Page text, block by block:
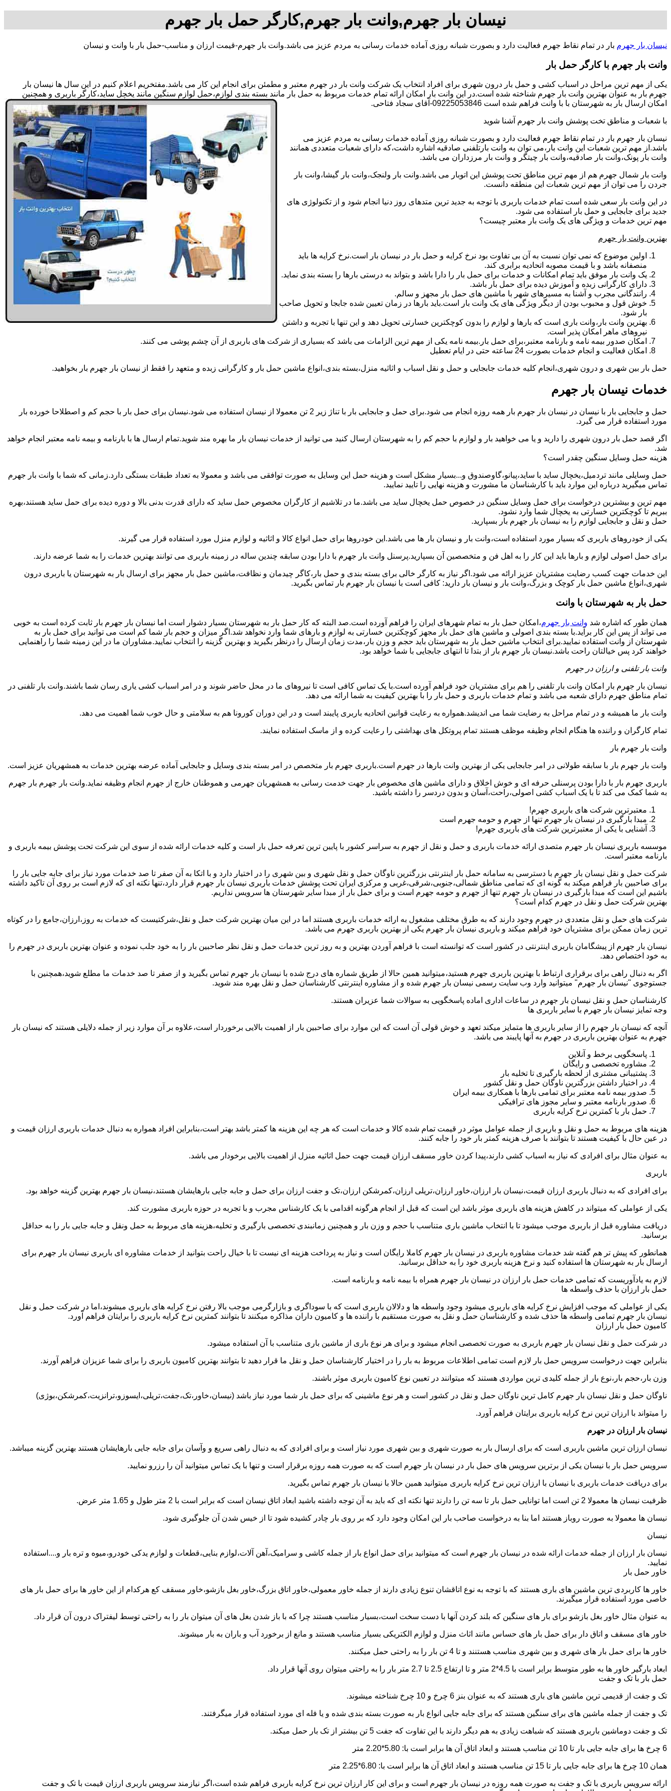
نیسان بار جهرم,وانت بار جهرم,کارگر حمل بار جهرم
نیسان بار جهرم بار در تمام نقاط جهرم فعالیت دارد و بصورت شبانه روزی آماده خدمات رسانی به مردم عزیز می باشد.وانت بار جهرم-قیمت ارزان و مناسب-حمل بار با وانت و نیسان
وانت بار جهرم با کارگر حمل بار
یکی از مهم ترین مراحل در اسباب کشی و حمل بار درون شهری برای افراد انتخاب یک شرکت وانت بار در جهرم معتبر و مطمئن برای انجام این کار می باشد.مفتخریم اعلام کنیم در این سال ها نیسان بار
جهرم بار به عنوان بهترین وانت بار جهرم شناخته شده است.در این وانت بار امکان ارائه تمام خدمات مربوط به حمل بار مانند بسته بندی لوازم،حمل لوازم سنگین مانند یخچل ساید،کارگر باربری و همچنین
امکان ارسال بار به شهرستان با با وانت فراهم شده است 09225053846-آقای سجاد فتاحی.
با شعبات و مناطق تخت پوشش وانت بار جهرم آشنا شوید
نیسان بار جهرم بار در تمام نقاط جهرم فعالیت دارد و بصورت شبانه روزی آماده خدمات رسانی به مردم عزیز می
باشد.از مهم ترین شعبات این وانت بار،می توان به وانت بارتلفنی صادقیه اشاره داشت،که دارای شعبات متعددی همانند
وانت بار پونک،وانت بار صادقیه،وانت بار چیتگر و وانت بار مرزداران می باشد.
وانت بار شمال جهرم هم از مهم ترین مناطق تحت پوشش این اتوبار می باشد.وانت بار ولنجک،وانت بار گیشا،وانت بار
جردن را می توان از مهم ترین شعبات این منطقه دانست.
در این وانت بار سعی شده است تمام خدمات باربری با توجه به جدید ترین متدهای روز دنیا انجام شود و از تکنولوژی های
جدید برای جابجایی و حمل بار استفاده می شود.
مهم ترین خدمات و ویژگی های یک وانت بار معتبر چیست؟
بهترین وانت بار جهرم
اولین موضوع که نمی توان نسبت به آن بی تفاوت بود نرخ کرایه و حمل بار در نیسان بار است.نرخ کرایه ها باید
منصفانه باشد و با قیمت مصوبه اتحادیه برابری کند.
یک وانت بار موفق باید تمام امکانات و خدمات برای حمل بار را دارا باشد و بتواند به درستی بارها را بسته بندی نماید.
دارای کارگرانی زبده و آموزش دیده برای حمل بار باشد.
رانندگانی مجرب و آشنا به مسیرهای شهر با ماشین های حمل بار مجهز و سالم.
خوش قول و محبوب بودن از دیگر ویژگی های یک وانت بار است.باید بارها در زمان تعیین شده جابجا و تحویل صاحب
بار شود.
بهترین وانت بار،وانت باری است که بارها و لوازم را بدون کوچکترین خسارتی تحویل دهد و این تنها با تجربه و داشتن
نیروهای ماهر امکان پذیر است.
امکان صدور بیمه نامه و بارنامه معتبر،برای حمل بار.بیمه نامه یکی از مهم ترین الزامات می باشد که بسیاری از شرکت های باربری از آن چشم پوشی می کنند.
امکان فعالیت و انجام خدمات بصورت 24 ساعته حتی در ایام تعطیل
حمل بار بین شهری و درون شهری،انجام کلیه خدمات جابجایی و حمل و نقل اسباب و اثاثیه منزل،بسته بندی،انواع ماشین حمل بار و کارگرانی زبده و متعهد را فقط از نیسان بار جهرم بار بخواهید.
خدمات نیسان بار جهرم
حمل و جابجایی بار با نیسان در نیسان بار جهرم بار همه روزه انجام می شود.برای حمل و جابجایی بار با تناژ زیر 2 تن معمولا از نیسان استفاده می شود.نیسان برای حمل بار با حجم کم و اصطلاحا خورده بار
مورد استفاده قرار می گیرد.
اگر قصد حمل بار درون شهری را دارید و یا می خواهید بار و لوازم با حجم کم را به شهرستان ارسال کنید می توانید از خدمات نیسان بار ما بهره مند شوید.تمام ارسال ها با بارنامه و بیمه نامه معتبر انجام خواهد
شد.
هزینه حمل وسایل سنگین چقدر است؟
حمل وسایلی مانند تردمیل،یخچال ساید با ساید،پیانو،گاوصندوق و...بسیار مشکل است و هزینه حمل این وسایل به صورت توافقی می باشد و معمولا به تعداد طبقات بستگی دارد.زمانی که شما با وانت بار جهرم
تماس میگیرید درباره این موارد باید با کارشناسان ما مشورت و هزینه نهایی را تایید نمایید.
مهم ترین و بیشترین درخواست برای حمل وسایل سنگین در خصوص حمل یخچال ساید می باشد.ما در تلاشیم از کارگران مخصوص حمل ساید که دارای قدرت بدنی بالا و دوره دیده برای حمل ساید هستند،بهره
ببریم تا کوچکترین خسارتی به یخچال شما وارد نشود.
حمل و نقل و جابجایی لوازم را به نیسان بار جهرم بار بسپارید.
یکی از خودروهای باربری که بسیار مورد استفاده است،وانت بار و نیسان بار ها می باشد.این خودروها برای حمل انواع کالا و اثاثیه و لوازم منزل مورد استفاده قرار می گیرند.
برای حمل اصولی لوازم و بارها باید این کار را به اهل فن و متخصصین آن بسپارید.پرسنل وانت بار جهرم با دارا بودن سابقه چندین ساله در زمینه باربری می توانند بهترین خدمات را به شما عرضه دارند.
این خدمات جهت کسب رضایت مشتریان عزیز ارائه می شود.اگر نیاز به کارگر خالی برای بسته بندی و حمل بار،کاگر چیدمان و نظافت،ماشین حمل بار مجهز برای ارسال بار به شهرستان یا باربری درون
شهری،انواع ماشین حمل بار کوچک و بزرگ،وانت بار و نیسان بار دارید: کافی است با نیسان بار جهرم بار تماس بگیرید.
حمل بار به شهرستان با وانت
همان طور که اشاره شد وانت بار جهرم،امکان حمل بار به تمام شهرهای ایران را فراهم آورده است.صد البته که کار حمل بار به شهرستان بسیار دشوار است اما نیسان بار جهرم بار ثابت کرده است به خوبی
می تواند از پس این کار برآید.با بسته بندی اصولی و ماشین های حمل بار مجهز کوچکترین خسارتی به لوازم و بارهای شما وارد نخواهد شد.اگر میزان و حجم بار شما کم است می توانید برای حمل بار به
شهرستان از وانت استفاده نمایید.برای انتخاب ماشین حمل بار به شهرستان باید حجم و وزن بار،مدت زمان ارسال را درنظر بگیرید و بهترین گزینه را انتخاب نمایید.مشاوران ما در این زمینه شما را راهنمایی
خواهند کرد پس خیالتان راحت باشد.نیسان بار جهرم بار از بتدا تا انتهای جابجایی با شما خواهد بود.
وانت بار تلفنی و ارزان در جهرم
نیسان بار جهرم بار امکان وانت بار تلفنی را هم برای مشتریان خود فراهم آورده است.با یک تماس کافی است تا نیروهای ما در محل حاضر شوند و در امر اسباب کشی یاری رسان شما باشند.وانت بار تلفنی در
تمام مناطق جهرم دارای شعبه می باشد و تمام خدمات باربری و حمل بار را با بهترین کیفیت به شما ارائه می دهد.
وانت بار ما همیشه و در تمام مراحل به رضایت شما می اندیشد.همواره به رعایت قوانین اتحادیه باربری پایبند است و در این دوران کورونا هم به سلامتی و حال خوب شما اهمیت می دهد.
تمام کارگران و راننده ها هنگام انجام وظیفه موظف هستند تمام پروتکل های بهداشتی را رعایت کرده و از ماسک استفاده نمایند.
وانت بار جهرم بار
وانت بار جهرم بار با سابقه طولانی در امر جابجایی یکی از بهترین وانت بارها در جهرم است.باربری جهرم بار متخصص در امر بسته بندی وسایل و جابجایی آماده عرضه بهترین خدمات به همشهریان عزیز است.
باربری جهرم بار با دارا بودن پرسنلی حرفه ای و خوش اخلاق و دارای ماشین های مخصوص بار جهت خدمت رسانی به همشهریان جهرمی و هموطنان خارج از جهرم انجام وظیفه نماید.وانت بار جهرم بار جهرم
به شما کمک می کند تا با یک اسباب کشی اصولی،راحت،آسان و بدون دردسر را داشته باشید.
معتبرترین شرکت های باربری جهرم!
مبدا بارگیری در نیسان بار جهرم تنها از جهرم و حومه جهرم است
آشنایی با یکی از معتبرترین شرکت های باربری جهرم!
موسسه باربری نیسان بار جهرم متصدی ارائه خدمات باربری و حمل و نقل از جهرم به سراسر کشور با پایین ترین تعرفه حمل بار است و کلیه خدمات ارائه شده از سوی این شرکت تحت پوشش بیمه باربری و
بارنامه معتبر است.
شرکت حمل و نقل نیسان بار جهرم با دسترسی به سامانه حمل بار اینترنتی بزرگترین ناوگان حمل و نقل شهری و بین شهری را در اختیار دارد و با اتکا به آن صفر تا صد خدمات مورد نیاز برای جابه جایی بار را
برای صاحبین بار فراهم میکند به گونه ای که تمامی مناطق شمالی،جنوبی،شرقی،غربی و مرکزی ایران تحت پوشش خدمات باربری نیسان بار جهرم قرار دارد،تنها نکته ای که لازم است بر روی آن تاکید داشته
باشیم این است که مبدا بارگیری در نیسان بار جهرم تنها از جهرم و حومه جهرم است و برای حمل بار از مبدا سایر شهرستان ها سرویس نداریم.
بهترین شرکت حمل و نقل در جهرم کدام است؟
شرکت های حمل و نقل متعددی در جهرم وجود دارند که به طرق مختلف مشغول به ارائه خدمات باربری هستند اما در این میان بهترین شرکت حمل و نقل،شرکتیست که خدمات به روز،ارزان،جامع را در کوتاه
ترین زمان ممکن برای مشتریان خود فراهم میکند و باربری نیسان بار جهرم یکی از بهترین باربری جهرم می باشد.
نیسان بار جهرم از پیشگامان باربری اینترنتی در کشور است که توانسته است با فراهم آوردن بهترین و به روز ترین خدمات حمل و نقل نظر صاحبین بار را به خود جلب نموده و عنوان بهترین باربری در جهرم را
به خود اختصاص دهد.
اگر به دنبال راهی برای برقراری ارتباط با بهترین باربری جهرم هستید،میتوانید همین حالا از طریق شماره های درج شده با نیسان بار جهرم تماس بگیرید و از صفر تا صد خدمات ما مطلع شوید،همچنین با
جستوجوی "نیسان بار جهرم" میتوانید وارد وب سایت رسمی نیسان بار جهرم شده و از مشاوره اینترنتی کارشناسان حمل و نقل بهره مند شوید.
کارشناسان حمل و نقل نیسان بار جهرم در ساعات اداری اماده پاسخگویی به سوالات شما عزیران هستند.
وجه تمایز نیسان بار جهرم با سایر باربری ها
آنچه که نیسان بار جهرم را از سایر باربری ها متمایز میکند تعهد و خوش قولی آن است که این موارد برای صاحبین بار از اهمیت بالایی برخوردار است،علاوه بر آن موارد زیر از جمله دلایلی هستند که نیسان بار
جهرم به عنوان بهترین باربری در جهرم به آنها پایبند می باشد.
پاسخگویی برخط و آنلاین
مشاوره تخصصی و رایگان
پشتیبانی مشتری از لحظه بارگیری تا تخلیه بار
در اختیار داشتن بزرگترین ناوگان حمل و نقل کشور
صدور بیمه نامه معتبر برای تمامی بارها با همکاری بیمه ایران
صدور بارنامه معتبر و سایر مجوز های ترافیکی
حمل بار با کمترین نرخ کرایه باربری
هزینه های مربوط به حمل و نقل و باربری از جمله عوامل موثر در قیمت تمام شده کالا و خدمات است که هر چه این هزینه ها کمتر باشد بهتر است،بنابراین افراد همواره به دنبال خدمات باربری ارزان قیمت و
در عین حال با کیفیت هستند تا بتوانند با صرف هزینه کمتر بار خود را جابه کنند.
به عنوان مثال برای افرادی که نیاز به اسباب کشی دارند،پیدا کردن خاور مسقف ارزان قیمت جهت حمل اثاثیه منزل از اهمیت بالایی برخودار می باشد.
باربری
برای افرادی که به دنبال باربری ارزان قیمت،نیسان بار ارزان،خاور ارزان،تریلی ارزان،کمرشکن ارزان،تک و جفت ارزان برای حمل و جابه جایی بارهایشان هستند،نیسان بار جهرم بهترین گزینه خواهد بود.
یکی از عواملی که میتواند در کاهش هزینه های باربری موثر باشد این است که قبل از انجام هرگونه اقدامی با یک کارشناس مجرب و با تجربه در حوزه باربری مشورت کند.
دریافت مشاوره قبل از باربری موجب میشود تا با انتخاب ماشین باری متناسب با حجم و وزن بار و همچنین زمانبندی تخصصی بارگیری و تخلیه،هزینه های مربوط به حمل ونقل و جابه جایی بار را به حداقل
برسانید.
همانطور که پیش تر هم گفته شد خدمات مشاوره باربری در نیسان بار جهرم کاملا رایگان است و نیاز به پرداخت هزینه ای نیست تا با خیال راحت بتوانید از خدمات مشاوره ای باربری نیسان بار جهرم برای
ارسال بار به شهرستان ها استفاده کنید و نرخ هزینه باربری خود را به حداقل برسانید.
لازم به یادآوریست که تمامی خدمات حمل بار ارزان در نیسان بار جهرم همراه با بیمه نامه و بارنامه است.
حمل بار ارزان با حذف واسطه ها
یکی از عواملی که موجب افزایش نرخ کرایه های باربری میشود وجود واسطه ها و دلالان باربری است که با سوداگری و بازارگرمی موجب بالا رفتن نرخ کرایه های باربری میشوند،اما در شرکت حمل و نقل
نیسان بار جهرم تمامی واسطه ها حذف شده و کارشناسان حمل و نقل به صورت مستقیم با راننده ها و کامیون داران مذاکره میکنند تا بتوانند کمترین نرخ کرایه باربری را برایتان فراهم آورد.
کامیون حمل بار ارزان
در شرکت حمل و نقل نیسان بار جهرم باربری به صورت تخصصی انجام میشود و برای هر نوع باری از ماشین باری متناسب با آن استفاده میشود.
بنابراین جهت درخواست سرویس حمل بار لازم است تمامی اطلاعات مربوط به بار را در اختیار کارشناسان حمل و نقل ما قرار دهید تا بتوانند بهترین کامیون باربری را برای شما عزیزان فراهم آورند.
وزن بار،حجم بار،نوع بار از جمله کلیدی ترین مواردی هستند که میتوانند در تعیین نوع کامیون باربری موثر باشند.
ناوگان حمل و نقل نیسان بار جهرم کامل ترین ناوگان حمل و نقل در کشور است و هر نوع ماشینی که برای حمل بار شما مورد نیاز باشد (نیسان،خاور،تک،جفت،تریلی،ایسوزو،ترانزیت،کمرشکن،بوژی)
را میتواند با ارزان ترین نرخ کرایه باربری برایتان فراهم آورد.
نیسان بار ارزان در جهرم
نیسان ارزان ترین ماشین باربری است که برای ارسال بار به صورت شهری و بین شهری مورد نیاز است و برای افرادی که به دنبال راهی سریع و وآسان برای جابه جایی بارهایشان هستند بهترین گزینه میباشد.
سرویس حمل بار با نیسان یکی از برترین سرویس های حمل بار در نیسان بار جهرم است که به صورت همه روزه برقرار است و تنها با یک تماس میتوانید آن را رزرو نمایید.
برای دریافت خدمات باربری با نیسان با ارزان ترین نرخ کرایه باربری میتوانید همین حالا با نیسان بار جهرم تماس بگیرید.
ظرفیت نیسان ها معمولا 2 تن است اما توانایی حمل بار تا سه تن را دارند تنها نکته ای که باید به آن توجه داشته باشید ابعاد اتاق نیسان است که برابر است با 2 متر طول و 1.65 متر عرض.
نیسان ها معمولا به صورت روباز هستند اما بنا به درخواست صاحب بار این امکان وجود دارد که بر روی بار چادر کشیده شود تا از خیس شدن آن جلوگیری شود.
نیسان
نیسان بار ارزان از جمله خدمات ارائه شده در نیسان بار جهرم است که میتوانید برای حمل انواع بار از جمله کاشی و سرامیک،آهن آلات،لوازم بنایی،قطعات و لوازم یدکی خودرو،میوه و تره بار و....استفاده
نمایید.
خاور حمل بار
خاور ها کاربردی ترین ماشین های باری هستند که با توجه به نوع اتاقشان تنوع زیادی دارند از جمله خاور معمولی،خاور اتاق بزرگ،خاور بغل بازشو،خاور مسقف کع هرکدام از این خاور ها برای حمل بار های
خاصی مورد استفاده قرار میگیرند.
به عنوان مثال خاور بغل بازشو برای بار های سنگین که بلند کردن آنها با دست سخت است،بسیار مناسب هستند چرا که با باز شدن بغل های آن میتوان بار را به راحتی توسط لیفتراک درون آن قرار داد.
خاور های مسقف و اتاق دار برای حمل بار های حساس مانند اثاث منزل و لوازم الکتریکی بسیار مناسب هستند و مانع از برخورد آب و باران به بار میشوند.
خاور ها برای حمل بار های شهری و بین شهری مناسب هستنند و تا 4 تن بار را به راحتی حمل میکنند.
ابعاد بارگیر خاور ها به طور متوسط برابر است با 4.5*2 متر و تا ارتفاع 2.5 تا 2.7 متر بار را به راحتی میتوان روی آنها قرار داد.
حمل بار با تک و جفت
تک و جفت از قدیمی ترین ماشین های باری هستند که به عنوان بنز 6 چرخ و 10 چرخ شناخته میشوند.
تک و جفت از جمله ماشین های برای سنگین هستند که برای جابه جایی انواع بار به صورت بسته بندی شده و یا فله ای مورد استفاده قرار میگرفتند.
تک و جفت دوماشین باربری هستند که شباهت زیادی به هم دیگر دارند با این تفاوت که جفت 5 تن بیشتر از تک بار حمل میکند.
6 چرخ ها برای جابه جایی بار تا 10 تن مناسب هستند و ابعاد اتاق آن ها برابر است با: 5.80*2.20 متر
همان 10 چرخ ها برای جابه جایی بار تا 15 تن مناسب هستند و ابعاد اتاق آن ها برابر است با: 6.80*2.25 متر
ارائه سرویس باربری با تک و جفت به صورت همه روزه در نیسان بار جهرم است و برای این کار ارزان ترین نرخ کرایه باربری فراهم شده است،اگر نیازمند سرویس باربری ارزان قیمت با تک و جفت